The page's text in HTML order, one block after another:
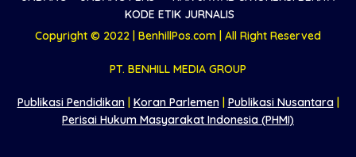
KODE ETIK JURNALIS
Copyright © 2022 | BenhillPos.com | All Right Reserved
PT. BENHILL MEDIA GROUP
Publikasi Pendidikan| Koran Parlemen| Publikasi Nusantara|
Perisai Hukum Masyarakat Indonesia (PHMI)